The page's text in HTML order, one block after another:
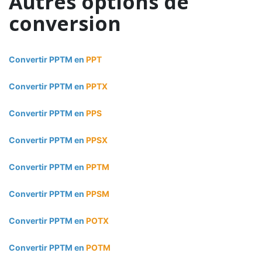
conversion
Convertir PPTM en PPT
Convertir PPTM en PPTX
Convertir PPTM en PPS
Convertir PPTM en PPSX
Convertir PPTM en PPTM
Convertir PPTM en PPSM
Convertir PPTM en POTX
Convertir PPTM en POTM